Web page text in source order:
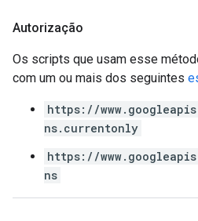
Autorização
Os scripts que usam esse
com um ou mais dos seguintes
https://
ns.currentonly
https://
ns